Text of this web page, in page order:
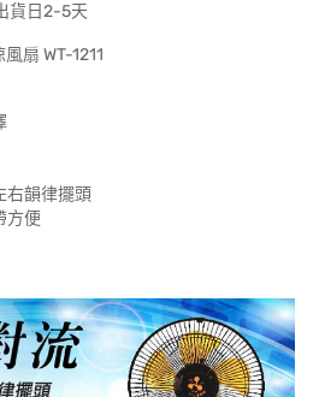
貨日2-5天
扇 WT-1211
右韻律擺頭
方便